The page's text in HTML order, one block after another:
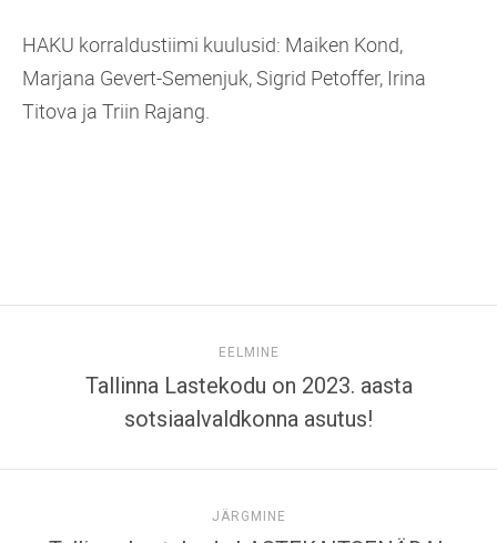
HAKU korraldustiimi kuulusid: Maiken Kond,
Marjana Gevert-Semenjuk, Sigrid Petoffer, Irina
Titova ja Triin Rajang.
EELMINE
Tallinna Lastekodu on 2023. aasta
sotsiaalvaldkonna asutus!
JÄRGMINE